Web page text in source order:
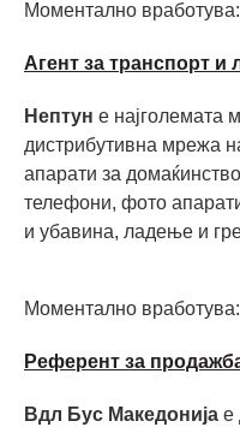
Моментално вработува:
Агент за транспорт и
Нептун е најголемата
дистрибутивна мрежа
апарати за
телефони, фото
и убавина, ладење и
Моментално вработува:
Референт за
Вдл Бус Македонија е